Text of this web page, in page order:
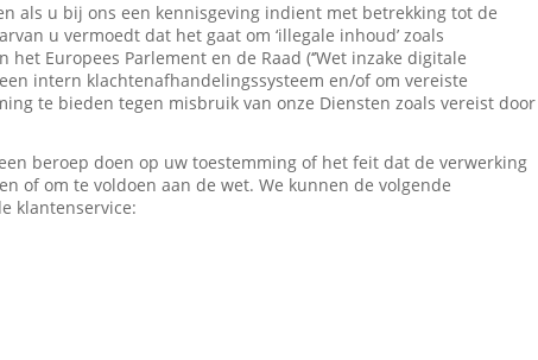
als u bij ons een kennisgeving indient met betrekking tot de
u vermoedt dat het gaat om ‘illegale inhoud’ zoals
Europees Parlement en de Raad (‘’Wet inzake digitale
intern klachtenafhandelingssysteem en/of om vereiste
te bieden tegen misbruik van onze Diensten zoals vereist door
beroep doen op uw toestemming of het feit dat de verwerking
of om te voldoen aan de wet. We kunnen de volgende
klantenservice: